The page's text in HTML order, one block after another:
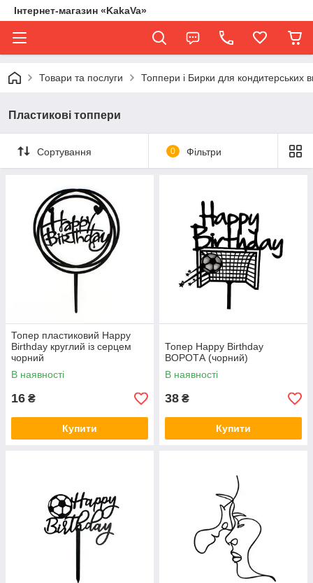
Інтернет-магазин «KakaVa»
Товари та послуги Топпери і Бирки для кондитерських
Пластикові топпери
Сортування 0 Фільтри
Топер пластиковий Happy
Birthday круглий із серцем
чорний
В наявності
16 ₴
Купити
Топер Happy Birthday
ВОРОТА (чорний)
В наявності
38 ₴
Купити